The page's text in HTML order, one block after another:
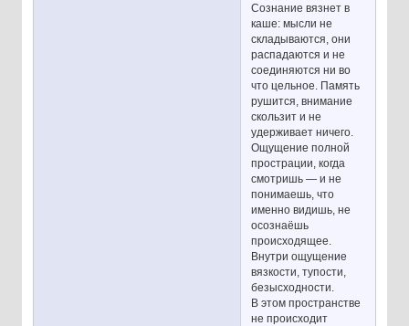
Сознание вязнет в
каше: мысли не
складываются, они
распадаются и не
соединяются ни во
что цельное. Память
рушится, внимание
скользит и не
удерживает ничего.
Ощущение полной
прострации, когда
смотришь — и не
понимаешь, что
именно видишь, не
осознаёшь
происходящее.
Внутри ощущение
вязкости, тупости,
безысходности.
В этом пространстве
не происходит